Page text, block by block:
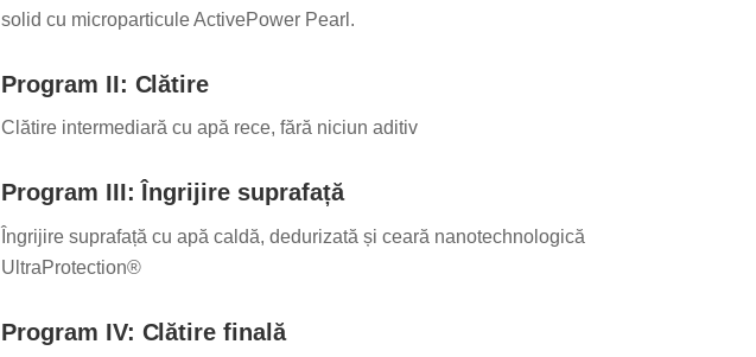
solid cu microparticule ActivePower Pearl.
Program II: Clătire
Clătire intermediară cu apă rece, fără niciun aditiv
Program III: Îngrijire suprafață
Îngrijire suprafață cu apă caldă, dedurizată și ceară nanotechnologică
UltraProtection®
Program IV: Clătire finală